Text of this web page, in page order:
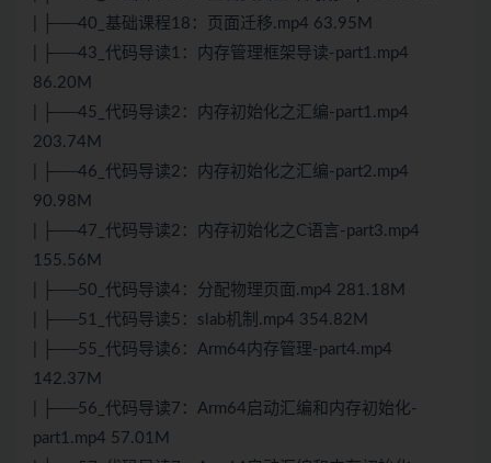
| ├──40_基础课程18：页面迁移.mp4 63.95M
| ├──43_代码导读1：内存管理框架导读-part1.mp4
86.20M
| ├──45_代码导读2：内存初始化之汇编-part1.mp4
203.74M
| ├──46_代码导读2：内存初始化之汇编-part2.mp4
90.98M
| ├──47_代码导读2：内存初始化之C语言-part3.mp4
155.56M
| ├──50_代码导读4：分配物理页面.mp4 281.18M
| ├──51_代码导读5：slab机制.mp4 354.82M
| ├──55_代码导读6：Arm64内存管理-part4.mp4
142.37M
| ├──56_代码导读7：Arm64启动汇编和内存初始化-
part1.mp4 57.01M